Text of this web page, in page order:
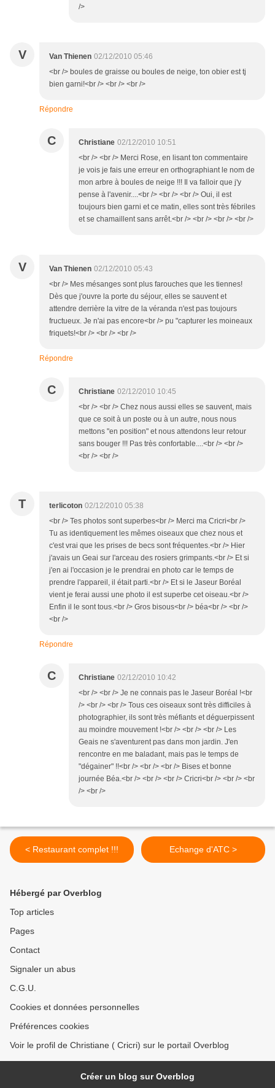
/>
V Van Thienen 02/12/2010 05:46
<br /> boules de graisse ou boules de neige, ton obier est tj
bien garni!<br /> <br /> <br />
Répondre
C Christiane 02/12/2010 10:51
<br /> <br /> Merci Rose, en lisant ton commentaire
je vois je fais une erreur en orthographiant le nom de
mon arbre à boules de neige !!! Il va falloir que j'y
pense à l'avenir....<br /> <br /> <br /> Oui, il est
toujours bien garni et ce matin, elles sont très fébriles
et se chamaillent sans arrêt.<br /> <br /> <br /> <br />
V Van Thienen 02/12/2010 05:43
<br /> Mes mésanges sont plus farouches que les tiennes!
Dès que j'ouvre la porte du séjour, elles se sauvent et
attendre derrière la vitre de la véranda n'est pas toujours
fructueux. Je n'ai pas encore<br /> pu "capturer les moineaux
friquets!<br /> <br /> <br />
Répondre
C Christiane 02/12/2010 10:45
<br /> <br /> Chez nous aussi elles se sauvent, mais
que ce soit à un poste ou à un autre, nous nous
mettons "en position" et nous attendons leur retour
sans bouger !!! Pas très confortable....<br /> <br />
<br /> <br />
T terlicoton 02/12/2010 05:38
<br /> Tes photos sont superbes<br /> Merci ma Cricri<br />
Tu as identiquement les mêmes oiseaux que chez nous et
c'est vrai que les prises de becs sont fréquentes.<br /> Hier
j'avais un Geai sur l'arceau des rosiers grimpants.<br /> Et si
j'en ai l'occasion je le prendrai en photo car le temps de
prendre l'appareil, il était parti.<br /> Et si le Jaseur Boréal
vient je ferai aussi une photo il est superbe cet oiseau.<br />
Enfin il le sont tous.<br /> Gros bisous<br /> béa<br /> <br />
<br />
Répondre
C Christiane 02/12/2010 10:42
<br /> <br /> Je ne connais pas le Jaseur Boréal !<br
/> <br /> <br /> Tous ces oiseaux sont très difficiles à
photographier, ils sont très méfiants et déguerpissent
au moindre mouvement !<br /> <br /> <br /> Les
Geais ne s'aventurent pas dans mon jardin. J'en
rencontre en me baladant, mais pas le temps de
"dégainer" !!<br /> <br /> <br /> Bises et bonne
journée Béa.<br /> <br /> <br /> Cricri<br /> <br /> <br
/> <br />
< Restaurant complet !!! Echange d'ATC >
Hébergé par Overblog
Top articles
Pages
Contact
Signaler un abus
C.G.U.
Cookies et données personnelles
Préférences cookies
Voir le profil de Christiane ( Cricri) sur le portail Overblog
Créer un blog sur Overblog